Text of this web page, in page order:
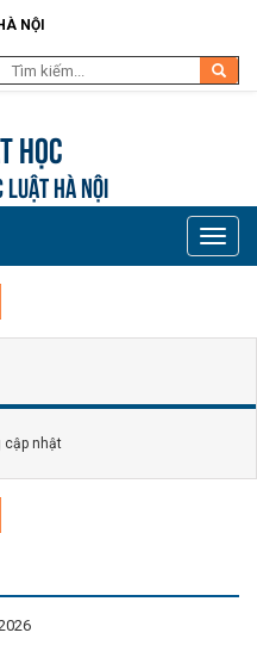
NỘI
học
LUẬT HÀ NỘI
Toggle
cập nhật